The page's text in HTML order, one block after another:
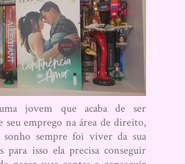
jovem que acaba de ser
seu emprego na área de direito,
sonho sempre foi viver da sua
para isso ela precisa conseguir